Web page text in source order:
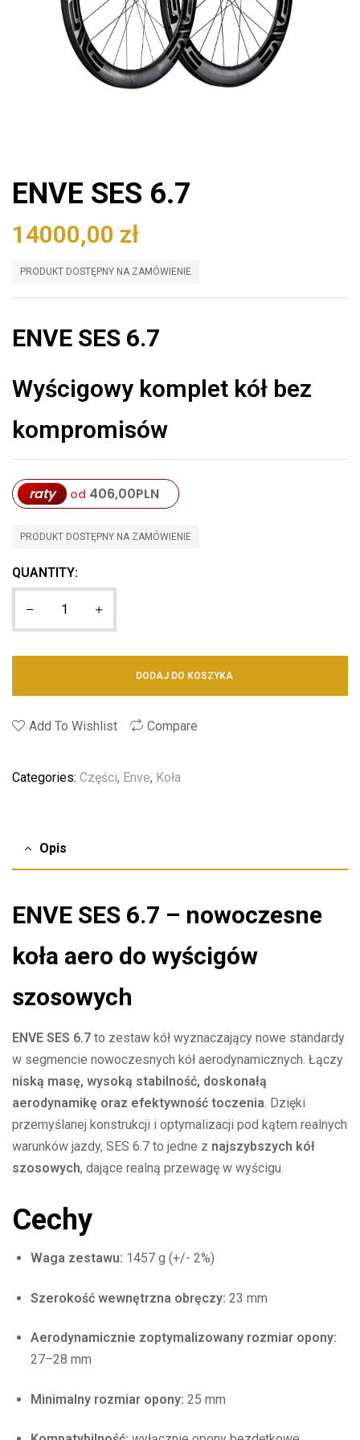
ENVE SES 6.7
14000,00 zł
PRODUKT DOSTĘPNY NA ZAMÓWIENIE
ENVE SES 6.7
Wyścigowy komplet kół bez
kompromisów
raty od 406,00PLN
PRODUKT DOSTĘPNY NA ZAMÓWIENIE
QUANTITY:
DODAJ DO KOSZYKA
Add To Wishlist Compare
Categories: Części, Enve, Koła
Opis
ENVE SES 6.7 – nowoczesne
koła aero do wyścigów
szosowych
ENVE SES 6.7 to zestaw kół wyznaczający nowe standardy
w segmencie nowoczesnych kół aerodynamicznych. Łączy
niską masę, wysoką stabilność, doskonałą
aerodynamikę oraz efektywność toczenia . Dzięki
przemyślanej konstrukcji i optymalizacji pod kątem realnych
warunków jazdy, SES 6.7 to jedne z najszybszych kół
szosowych, dające realną przewagę w wyścigu.
Cechy
Waga zestawu: 1457 g (+/- 2%)
Szerokość wewnętrzna obręczy: 23 mm
Aerodynamicznie zoptymalizowany rozmiar opony:
27–28 mm
Minimalny rozmiar opony: 25 mm